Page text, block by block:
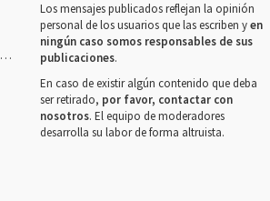
Los mensajes publicados reflejan la opinión
personal de los usuarios que las escriben yen
ningún caso somos responsables de sus
publicaciones.
En caso de existir algún contenido que deba
ser retirado, por favor, contactar con
nosotros. El equipo de moderadores
desarrolla su labor de forma altruista.